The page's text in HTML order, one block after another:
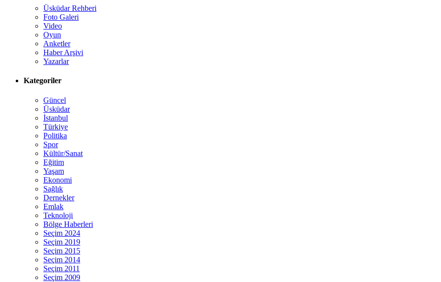
Üsküdar Rehberi
Foto Galeri
Video
Oyun
Anketler
Haber Arşivi
Yazarlar
Kategoriler
Güncel
Üsküdar
İstanbul
Türkiye
Politika
Spor
Kültür/Sanat
Eğitim
Yaşam
Ekonomi
Sağlık
Dernekler
Emlak
Teknoloji
Bölge Haberleri
Seçim 2024
Seçim 2019
Seçim 2015
Seçim 2014
Seçim 2011
Seçim 2009